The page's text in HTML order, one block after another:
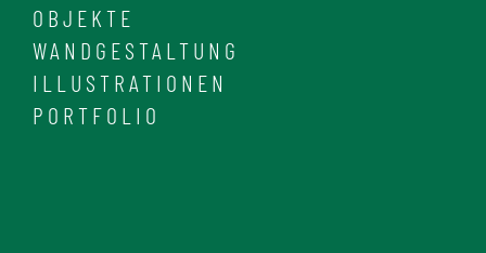
OBJEKTE
WANDGESTALTUNG
ILLUSTRATIONEN
PORTFOLIO